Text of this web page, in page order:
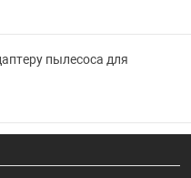
пылесоса для